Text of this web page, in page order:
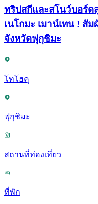
ทริปสกีและสโนว์บอร์ด
เนโกมะ เมาน์เทน ! สั
จังหวัดฟุกุชิมะ
โทโฮคุ
ฟุกุชิมะ
สถานที่ท่องเที่ยว
ที่พัก